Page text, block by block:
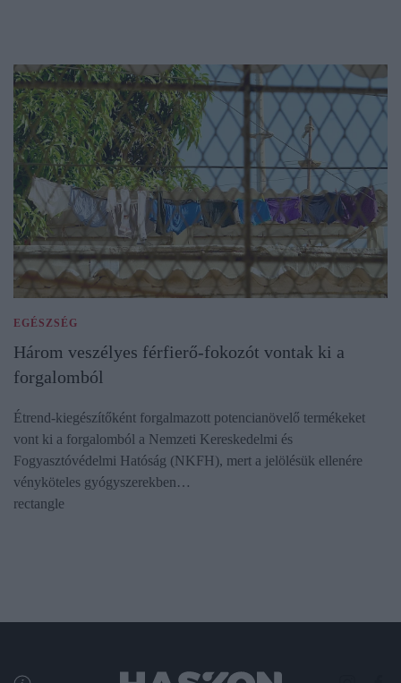
EGÉSZSÉG
Három veszélyes férfierő-fokozót vontak ki a
forgalomból
Étrend-kiegészítőként forgalmazott potencianövelő termékeket
vont ki a forgalomból a Nemzeti Kereskedelmi és
Fogyasztóvédelmi Hatóság (NKFH), mert a jelölésük ellenére
vényköteles gyógyszerekben…
rectangle